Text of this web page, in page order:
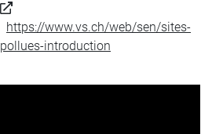
https://www.vs.ch/web/sen/sites-
pollues-introduction